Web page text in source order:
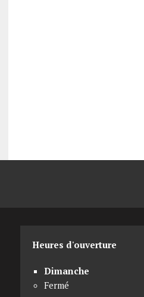
Heures d'ouverture
Dimanche
Fermé